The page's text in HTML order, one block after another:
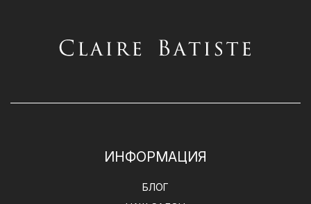
ИНФОРМАЦИЯ
БЛОГ